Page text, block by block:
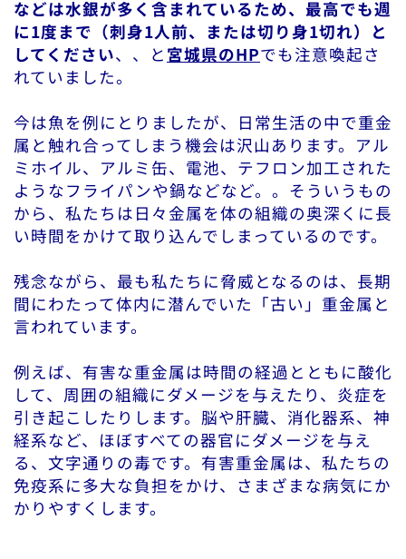
などは水銀が多く含まれているため、最高でも週
に1度まで（刺身1人前、または切り身1切れ）と
してください、、と 宮城県のHPでも注意喚起さ
れていました。
今は魚を例にとりましたが、日常生活の中で重金
属と触れ合ってしまう機会は沢山あります。アル
ミホイル、アルミ缶、電池、テフロン加工された
ようなフライパンや鍋などなど。。そういうもの
から、私たちは日々金属を体の組織の奥深くに長
い時間をかけて取り込んでしまっているのです。
残念ながら、最も私たちに脅威となるのは、長期
間にわたって体内に潜んでいた「古い」重金属と
言われています。
例えば、有害な重金属は時間の経過とともに酸化
して、周囲の組織にダメージを与えたり、炎症を
引き起こしたりします。脳や肝臓、消化器系、神
経系など、ほぼすべての器官にダメージを与え
る、文字通りの毒です。有害重金属は、私たちの
免疫系に多大な負担をかけ、さまざまな病気にか
かりやすくします。